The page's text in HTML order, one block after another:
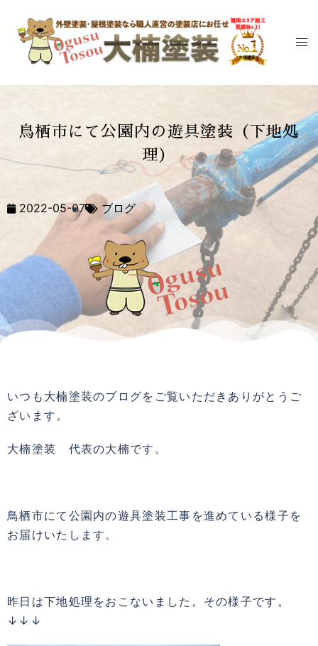
鳥栖市にて公園内の遊具塗装（下地処
理）
2022-05-07 ブログ
いつも大楠塗装のブログをご覧いただきありがとうご
ざいます。
大楠塗装 代表の大楠です。
鳥栖市にて公園内の遊具塗装工事を進めている様子を
お届けいたします。
昨日は下地処理をおこないました。その様子です。
↓↓↓